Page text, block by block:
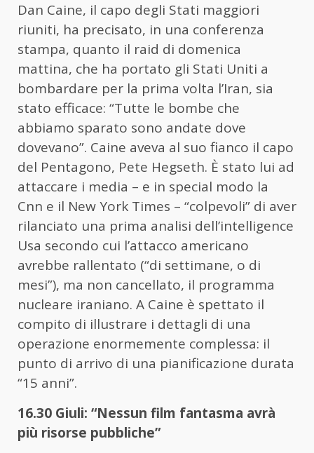
Dan Caine, il capo degli Stati maggiori
riuniti, ha precisato, in una conferenza
stampa, quanto il raid di domenica
mattina, che ha portato gli Stati Uniti a
bombardare per la prima volta l’Iran, sia
stato efficace: “Tutte le bombe che
abbiamo sparato sono andate dove
dovevano”. Caine aveva al suo fianco il capo
del Pentagono, Pete Hegseth. È stato lui ad
attaccare i media – e in special modo la
Cnn e il New York Times – “colpevoli” di aver
rilanciato una prima analisi dell’intelligence
Usa secondo cui l’attacco americano
avrebbe rallentato (“di settimane, o di
mesi”), ma non cancellato, il programma
nucleare iraniano. A Caine è spettato il
compito di illustrare i dettagli di una
operazione enormemente complessa: il
punto di arrivo di una pianificazione durata
“15 anni”.
16.30 Giuli: “Nessun film fantasma avrà
più risorse pubbliche”